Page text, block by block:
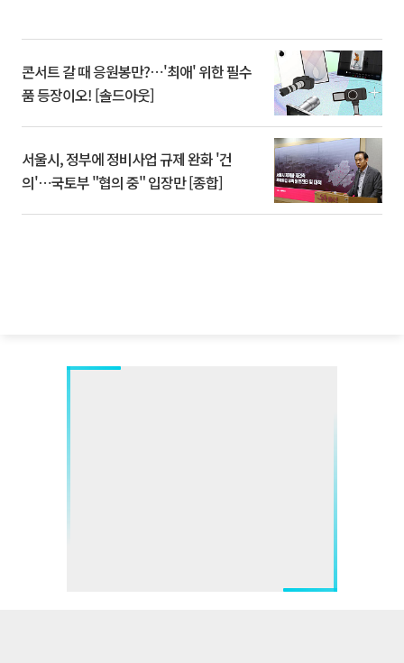
콘서트 갈 때 응원봉만?⋯'최애' 위한 필수
품 등장이오! [솔드아웃]
서울시, 정부에 정비사업 규제 완화 '건
의'⋯국토부 "협의 중" 입장만 [종합]